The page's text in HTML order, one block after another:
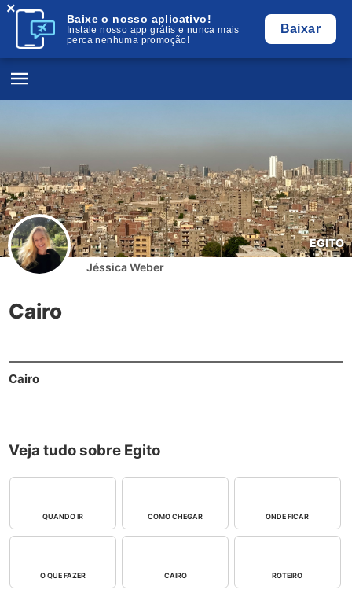
Baixe o nosso aplicativo!
Instale nosso app grátis e nunca mais
perca nenhuma promoção!
Baixar
×
EGITO
Jéssica Weber
Cairo
Cairo
Veja tudo sobre Egito
QUANDO IR COMO CHEGAR ONDE FICAR
O QUE FAZER CAIRO ROTEIRO